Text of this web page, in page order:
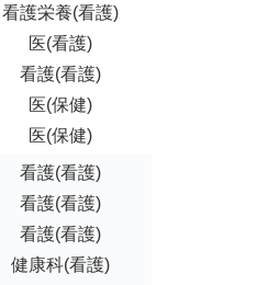
看護栄養(看護)
医(看護)
看護(看護)
医(保健)
医(保健)
看護(看護)
看護(看護)
看護(看護)
健康科(看護)